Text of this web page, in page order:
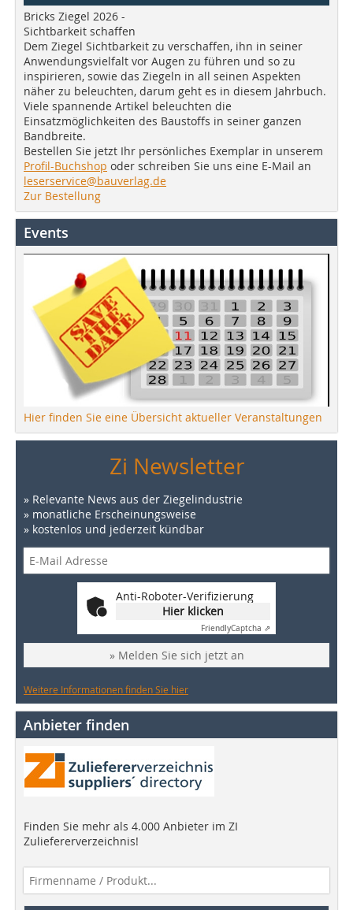
Bricks Ziegel 2026 -
Sichtbarkeit schaffen
Dem Ziegel Sichtbarkeit zu verschaffen, ihn in seiner
Anwendungsvielfalt vor Augen zu führen und so zu
inspirieren, sowie das Ziegeln in all seinen Aspekten
näher zu beleuchten, darum geht es in diesem Jahrbuch.
Viele spannende Artikel beleuchten die
Einsatzmöglichkeiten des Baustoffs in seiner ganzen
Bandbreite.
Bestellen Sie jetzt Ihr persönliches Exemplar in unserem
Profil-Buchshop oder schreiben Sie uns eine E-Mail an
leserservice@bauverlag.de
Zur Bestellung
Events
Hier finden Sie eine Übersicht aktueller Veranstaltungen
Zi Newsletter
» Relevante News aus der Ziegelindustrie
» monatliche Erscheinungsweise
» kostenlos und jederzeit kündbar
Anti-Roboter-Verifizierung
Hier klicken
FriendlyCaptcha ⇗
» Melden Sie sich jetzt an
Weitere Informationen finden Sie hier
Anbieter finden
Finden Sie mehr als 4.000 Anbieter im ZI
Zuliefererverzeichnis!